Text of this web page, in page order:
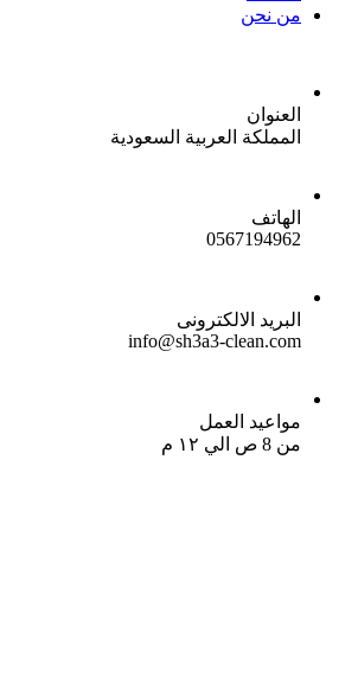
من نحن
العنوان
المملكة العربية السعودية
الهاتف
0567194962
البريد الالكترونى
info@sh3a3-clean.com
مواعيد العمل
من 8 ص الي ١٢ م